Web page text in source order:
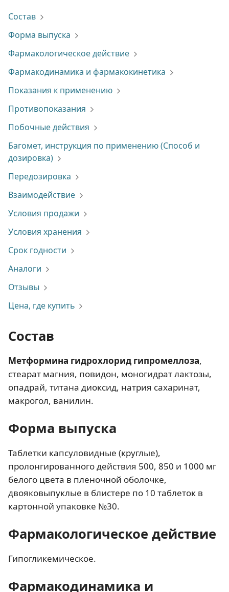
Состав
Форма выпуска
Фармакологическое действие
Фармакодинамика и фармакокинетика
Показания к применению
Противопоказания
Побочные действия
Багомет, инструкция по применению (Способ и
дозировка)
Передозировка
Взаимодействие
Условия продажи
Условия хранения
Срок годности
Аналоги
Отзывы
Цена, где купить
Состав
Метформина гидрохлорид гипромеллоза,
стеарат магния, повидон, моногидрат лактозы,
опадрай, титана диоксид, натрия сахаринат,
макрогол, ванилин.
Форма выпуска
Таблетки капсуловидные (круглые),
пролонгированного действия 500, 850 и 1000 мг
белого цвета в пленочной оболочке,
двояковыпуклые в блистере по 10 таблеток в
картонной упаковке №30.
Фармакологическое действие
Гипогликемическое.
Фармакодинамика и